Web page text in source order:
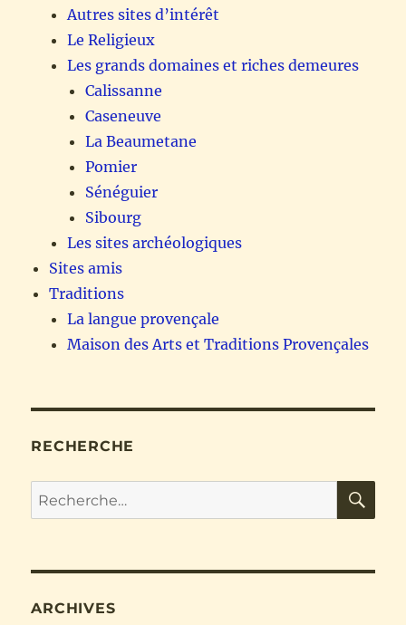
Autres sites d’intérêt
Le Religieux
Les grands domaines et riches demeures
Calissanne
Caseneuve
La Beaumetane
Pomier
Sénéguier
Sibourg
Les sites archéologiques
Sites amis
Traditions
La langue provençale
Maison des Arts et Traditions Provençales
RECHERCHE
Recherche
pour :
ARCHIVES